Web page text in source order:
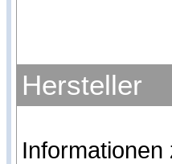
Hersteller